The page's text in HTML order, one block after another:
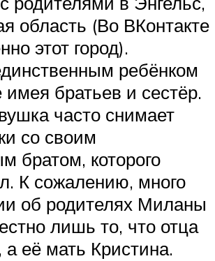
область (Во ВКонтакте
этот город).
ребёнком
братьев и сестёр.
часто снимает
со своим
братом, которого
К сожалению, много
об родителях Миланы
лишь то, что отца
а её мать Кристина.